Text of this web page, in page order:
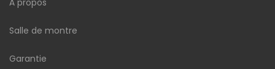
Salle de montre
Garantie